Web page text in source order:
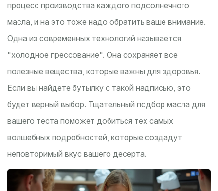
процесс производства каждого подсолнечного
масла, и на это тоже надо обратить ваше внимание.
Одна из современных технологий называется
"холодное прессование". Она сохраняет все
полезные вещества, которые важны для здоровья.
Если вы найдете бутылку с такой надписью, это
будет верный выбор. Тщательный подбор масла для
вашего теста поможет добиться тех самых
волшебных подробностей, которые создадут
неповторимый вкус вашего десерта.